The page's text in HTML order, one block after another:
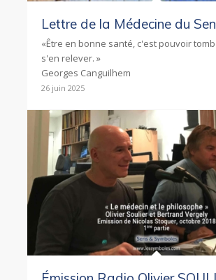
Lettre de la Médecine du
«Être en bonne santé, c'est pouvoir
s'en relever. »
Georges Canguilhem
26 juin 2025